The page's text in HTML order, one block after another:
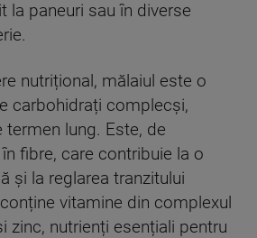
la paneuri sau în diverse
nutrițional, mălaiul este o
carbohidrați complecși,
termen lung. Este, de
fibre, care contribuie la o
și la reglarea tranzitului
vitamine din complexul
zinc, nutrienți esențiali pentru